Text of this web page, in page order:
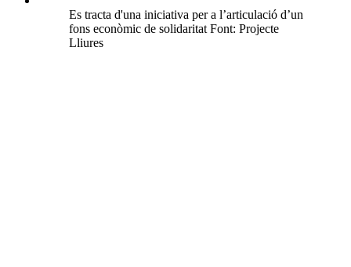
Es tracta d'una iniciativa per a l’articulació d’un
fons econòmic de solidaritat Font: Projecte
Lliures